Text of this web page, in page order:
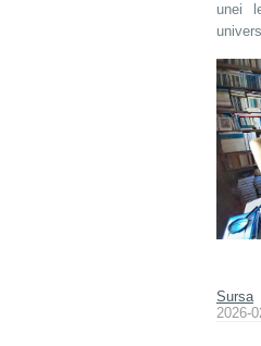
unei
Sursa
2026-